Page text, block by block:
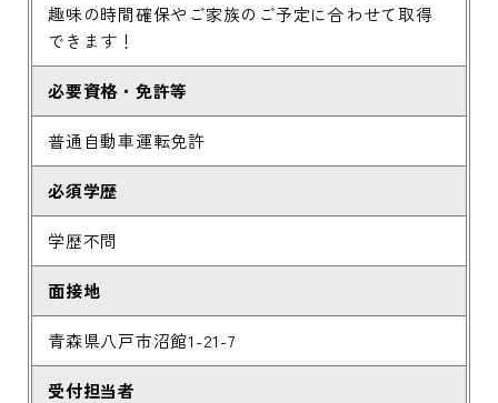
趣味の時間確保やご家族のご予定に合わせて取得
できます！
必要資格・免許等
普通自動車運転免許
必須学歴
学歴不問
面接地
青森県八戸市沼館1-21-7
受付担当者